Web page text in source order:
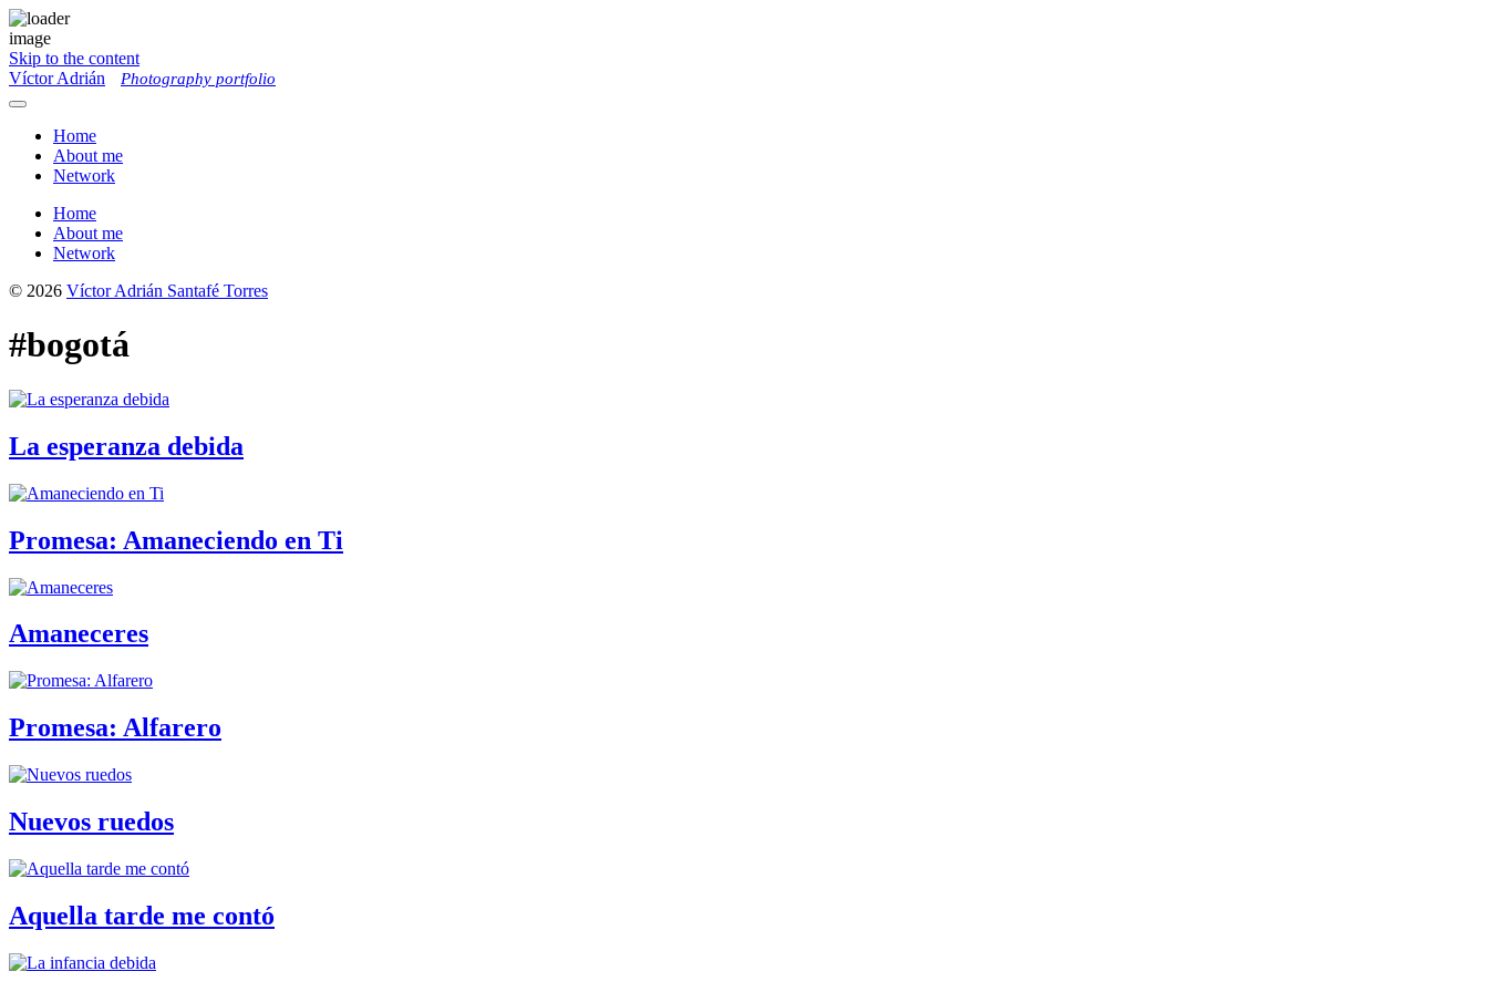
Skip to the content
Víctor Adrián
Photography portfolio
Toggle
Home
About me
Network
Home
About me
Network
© 2026 Víctor Adrián Santafé Torres
#bogotá
La esperanza debida
Promesa: Amaneciendo en Ti
Amaneceres
Promesa: Alfarero
Nuevos ruedos
Aquella tarde me contó